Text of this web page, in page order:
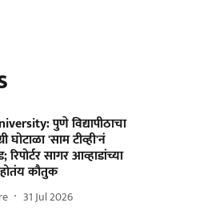
पुणे विद्यापीठाचा
घोटाळा 'साम टीव्ही'नं
सागर आव्हाडांच्या
कौतुक
31 Jul 2026